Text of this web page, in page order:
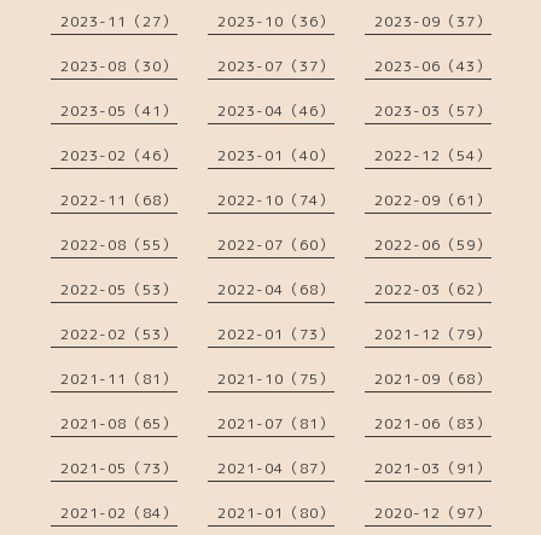
2023-11（27） 2023-10（36） 2023-09（37）
2023-08（30） 2023-07（37） 2023-06（43）
2023-05（41） 2023-04（46） 2023-03（57）
2023-02（46） 2023-01（40） 2022-12（54）
2022-11（68） 2022-10（74） 2022-09（61）
2022-08（55） 2022-07（60） 2022-06（59）
2022-05（53） 2022-04（68） 2022-03（62）
2022-02（53） 2022-01（73） 2021-12（79）
2021-11（81） 2021-10（75） 2021-09（68）
2021-08（65） 2021-07（81） 2021-06（83）
2021-05（73） 2021-04（87） 2021-03（91）
2021-02（84） 2021-01（80） 2020-12（97）